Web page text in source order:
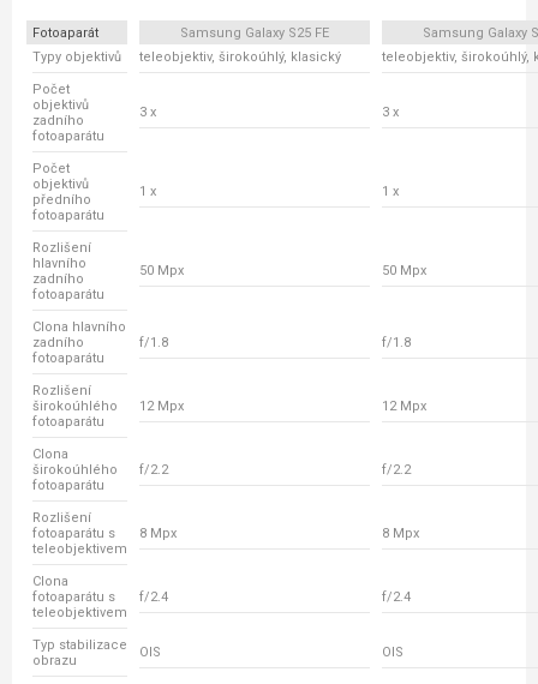
Fotoaparát Samsung Galaxy S25 FE
Samsung Galaxy
Typy objektivů
teleobjektiv, širokoúhlý, klasický teleobjektiv, širokoúhlý,
Počet
objektivů
zadního
fotoaparátu
3 x 3 x
Počet
objektivů
předního
fotoaparátu
1 x 1 x
Rozlišení
hlavního
zadního
fotoaparátu
50 Mpx 50 Mpx
Clona hlavního
zadního
fotoaparátu
f/1.8 f/1.8
Rozlišení
širokoúhlého
fotoaparátu
12 Mpx 12 Mpx
Clona
širokoúhlého
fotoaparátu
f/2.2 f/2.2
Rozlišení
fotoaparátu s
teleobjektivem
8 Mpx 8 Mpx
Clona
fotoaparátu s
teleobjektivem
f/2.4 f/2.4
Typ stabilizace
obrazu
OIS OIS